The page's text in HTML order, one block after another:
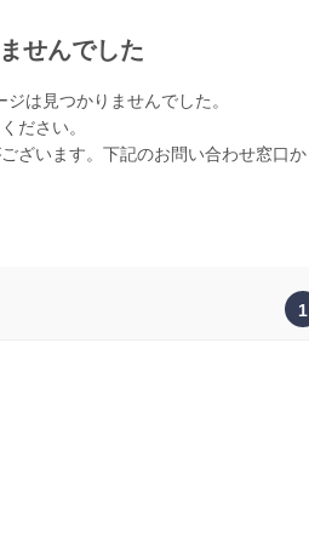
せんでした
は見つかりませんでした。
ださい。
ざいます。下記のお問い合わせ窓口か
1